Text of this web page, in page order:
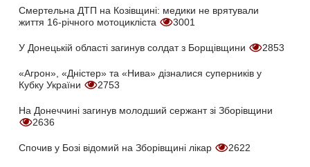
Смертельна ДТП на Козівщині: медики не врятували
життя 16-річного мотоцикліста
3001
У Донецькій області загинув солдат з Борщівщини 2853
«Агрон», «Дністер» та «Нива» дізналися суперників у
Кубку України
2753
На Донеччині загинув молодший сержант зі Зборівщини
2636
Спочив у Бозі відомий на Зборівщині лікар 2622